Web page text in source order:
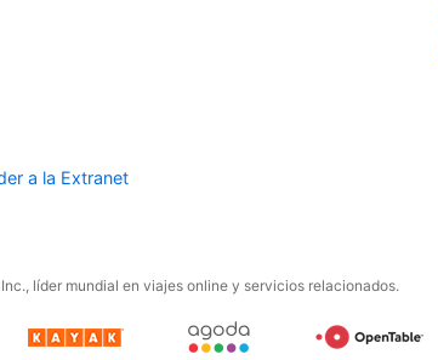
a la Extranet
líder mundial en viajes online y servicios relacionados.